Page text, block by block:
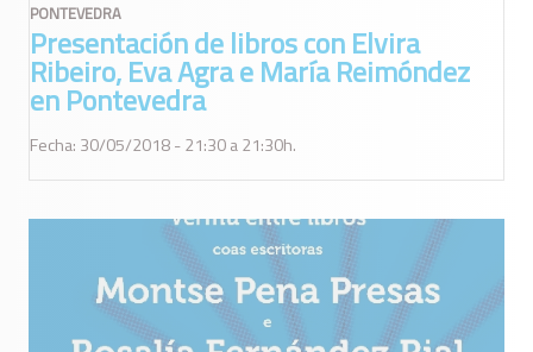
PONTEVEDRA
Presentación de libros con Elvira
Ribeiro, Eva Agra e María Reimóndez
en Pontevedra
Fecha: 30/05/2018 - 21:30 a 21:30h.